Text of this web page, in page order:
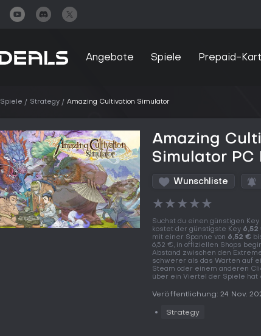
Angebote Spiele Prepaid-
Spiele Strategy Amazing Cultivation Simulator
Amazing
Simulator PC
Wunschliste
★★★★★
Suchst du einen günstigen Key
kostet der günstigste Key 6,52
mit einer Spanne von 6,52 €
6,52 €, in offiziellen Shops
Abstand zwischen den
schwerer als das Warten auf
Steam oder einem anderen
über ein Viertel der Spiele hat
Veröffentlichung: 24 Nov.
Strategy